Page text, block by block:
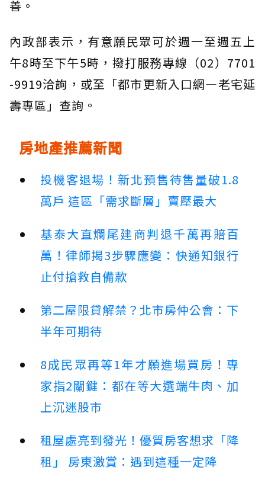
善。
內政部表示，有意願民眾可於週一至週五上
午8時至下午5時，撥打服務專線（02）7701
-9919洽詢，或至「都市更新入口網—老宅延
壽專區」查詢。
房地產推薦新聞
投機客退場！新北預售待售量破1.8
萬戶 這區「需求斷層」賣壓最大
基泰大直爛尾建商判退千萬再賠百
萬！律師揭3步驟應變：快通知銀行
止付搶救自備款
第二屋限貸解禁？北市房仲公會：下
半年可期待
8成民眾再等1年才願進場買房！專
家指2關鍵：都在等大選端牛肉、加
上沉迷股市
租屋處亮到發光！優質房客想求「降
租」 房東激賞：遇到這種一定降